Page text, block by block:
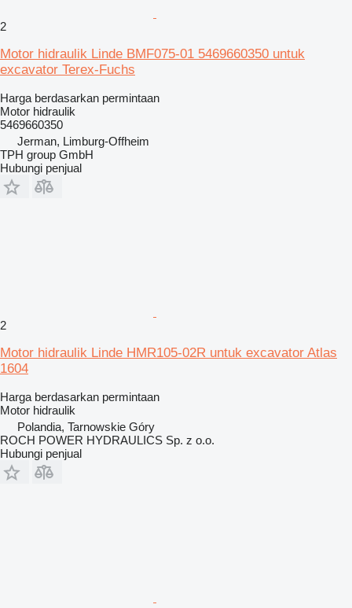
2
Motor hidraulik Linde BMF075-01 5469660350 untuk
excavator Terex-Fuchs
Harga berdasarkan permintaan
Motor hidraulik
5469660350
Jerman, Limburg-Offheim
TPH group GmbH
Hubungi penjual
2
Motor hidraulik Linde HMR105-02R untuk excavator Atlas
1604
Harga berdasarkan permintaan
Motor hidraulik
Polandia, Tarnowskie Góry
ROCH POWER HYDRAULICS Sp. z o.o.
Hubungi penjual